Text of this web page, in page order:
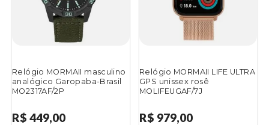
Relógio MORMAII masculino
analógico Garopaba-Brasil
MO2317AF/2P
R$ 449,00
Relógio MORMAII LIFE ULTRA
GPS unissex rosê
MOLIFEUGAF/7J
R$ 979,00